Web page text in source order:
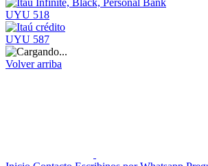
UYU 518
UYU 587
Volver arriba